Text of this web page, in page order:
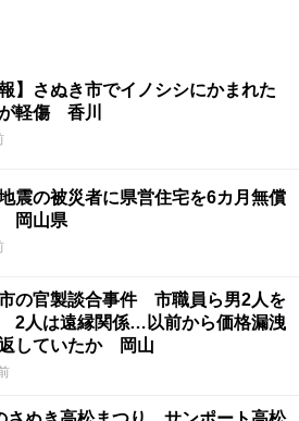
報】さぬき市でイノシシにかまれた
軽傷 香川
震の被災者に県営住宅を6カ月無償
岡山県
の官製談合事件 市職員ら男2人を
2人は遠縁関係…以前から価格漏洩
していたか 岡山